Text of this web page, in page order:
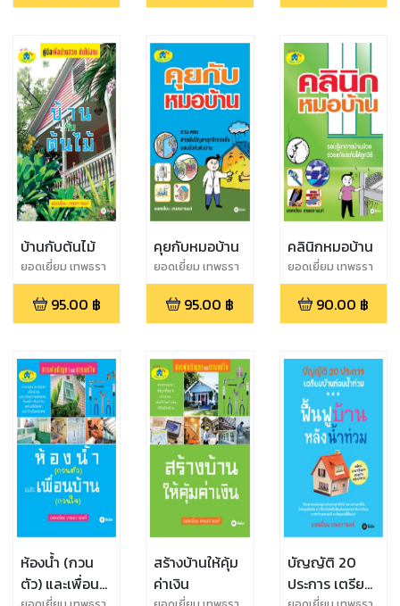
บ้านกับต้นไม้
ยอดเยี่ยม เทพธรา
นนท์
95.00 ฿
คุยกับหมอบ้าน
ยอดเยี่ยม เทพธรา
นนท์
95.00 ฿
คลินิกหมอบ้าน
ยอดเยี่ยม เทพธรา
นนท์
90.00 ฿
ห้องน้ำ (กวน
ตัว) และเพื่อน
สร้างบ้านให้คุ้ม
ค่าเงิน
บัญญัติ 20
ประการ เตรียม